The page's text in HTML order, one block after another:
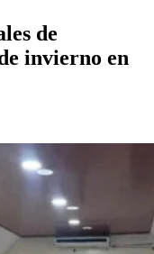
de
invierno en